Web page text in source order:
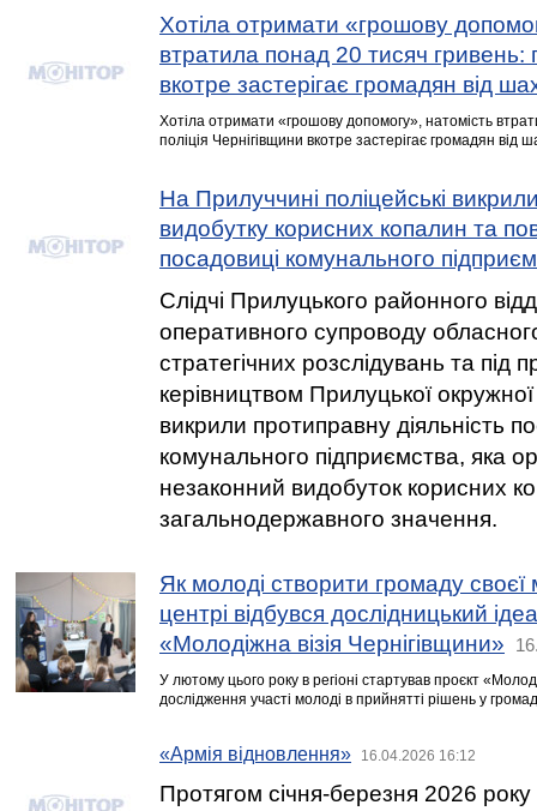
Хотіла отримати «грошову
втратила понад 20 тисяч гривень:
вкотре застерігає громадян від
Хотіла отримати «грошову допомогу», натомість
поліція Чернігівщини вкотре застерігає громадян від
На Прилуччині поліцейські
видобутку корисних копалин та
посадовиці комунального
Слідчі Прилуцького районного
оперативного супроводу
стратегічних розслідувань та під
керівництвом Прилуцької
викрили протиправну діяльність
комунального підприємства, яка
незаконний видобуток корисних
загальнодержавного значення.
Як молоді створити громаду своєї
центрі відбувся дослідницький
«Молодіжна візія Чернігівщини»
У лютому цього року в регіоні стартував проєкт
дослідження участі молоді в прийнятті рішень у
«Армія відновлення» 16.04.2026 16:12
Протягом січня-березня 2026